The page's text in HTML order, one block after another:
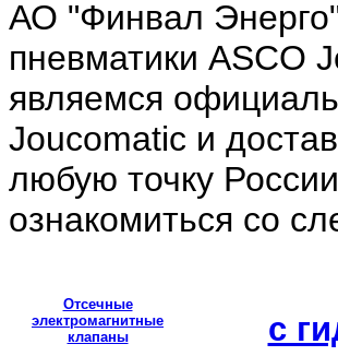
АО "Финвал
пневматики ASCO
являемся
Joucomatic и
любую точку
ознакомиться со
Отсечные
электромагнитные
клапаны
с